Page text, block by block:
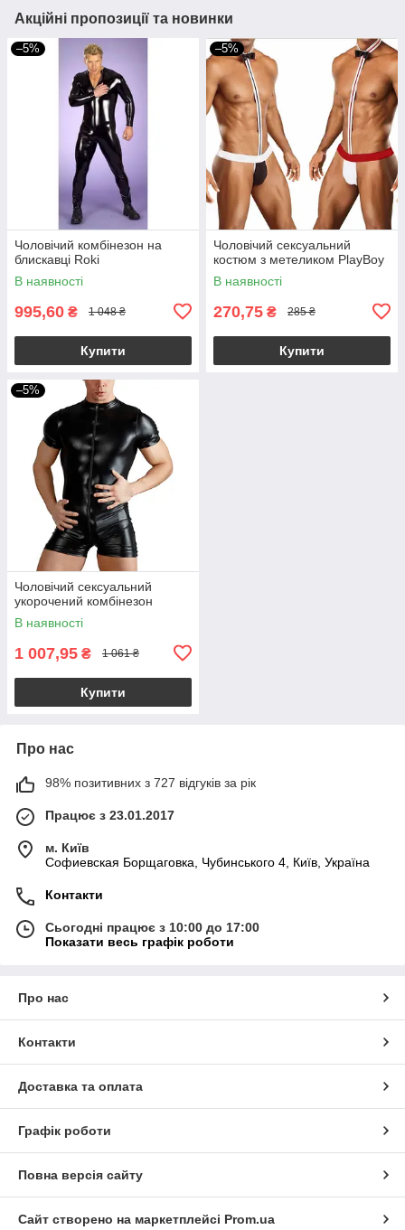
Акційні пропозиції та новинки
–5%
Чоловічий комбінезон на
блискавці Roki
В наявності
995,60 ₴ 1 048 ₴
Купити
–5%
Чоловічий сексуальний
костюм з метеликом PlayBoy
В наявності
270,75 ₴ 285 ₴
Купити
–5%
Чоловічий сексуальний
укорочений комбінезон
В наявності
1 007,95 ₴ 1 061 ₴
Купити
Про нас
98% позитивних з 727 відгуків за рік
Працює з 23.01.2017
м. Київ
Софиевская Борщаговка, Чубинського 4, Київ, Україна
Контакти
Сьогодні працює з 10:00 до 17:00
Показати весь графік роботи
Про нас
Контакти
Доставка та оплата
Графік роботи
Повна версія сайту
Сайт створено на маркетплейсі Prom.ua